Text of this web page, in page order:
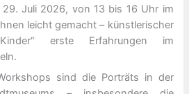
Juli 2026, von 13 bis 16 Uhr im
leicht gemacht – künstlerischer
erste Erfahrungen im
sind die Porträts in der